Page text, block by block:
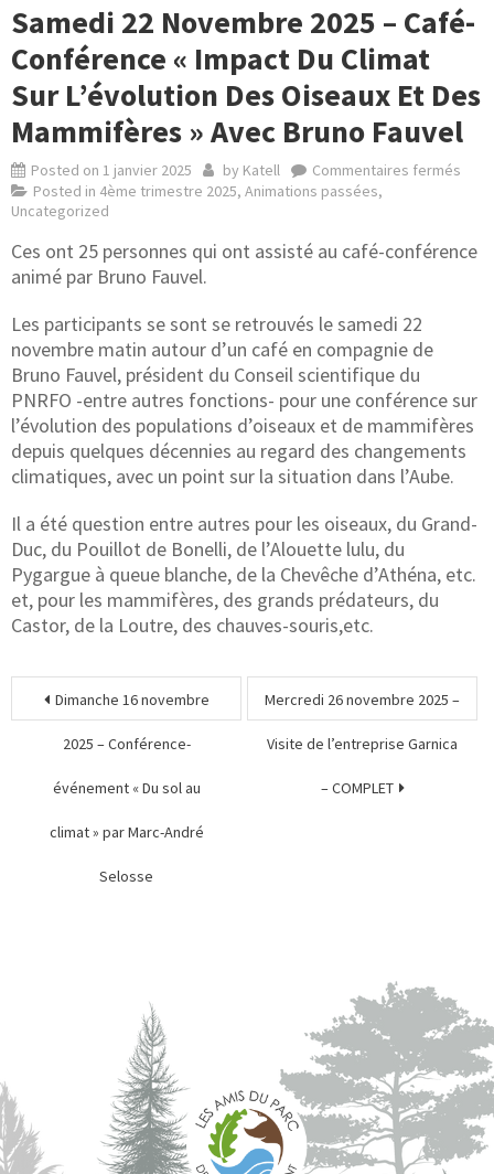
Samedi 22 Novembre 2025 – Café-
Conférence « Impact Du Climat
Sur L’évolution Des Oiseaux Et Des
Mammifères » Avec Bruno Fauvel
Posted on 1 janvier 2025 by Katell
Commentaires fermés
Posted in 4ème trimestre 2025, Animations passées,
Uncategorized
Ces ont 25 personnes qui ont assisté au café-conférence
animé par Bruno Fauvel.
Les participants se sont se retrouvés le samedi 22
novembre matin autour d’un café en compagnie de
Bruno Fauvel, président du Conseil scientifique du
PNRFO -entre autres fonctions- pour une conférence sur
l’évolution des populations d’oiseaux et de mammifères
depuis quelques décennies au regard des changements
climatiques, avec un point sur la situation dans l’Aube.
Il a été question entre autres pour les oiseaux, du Grand-
Duc, du Pouillot de Bonelli, de l’Alouette lulu, du
Pygargue à queue blanche, de la Chevêche d’Athéna, etc.
et, pour les mammifères, des grands prédateurs, du
Castor, de la Loutre, des chauves-souris,etc.
Dimanche 16 novembre
2025 – Conférence-
événement « Du sol au
climat » par Marc-André
Selosse
Mercredi 26 novembre 2025 –
Visite de l’entreprise Garnica
– COMPLET